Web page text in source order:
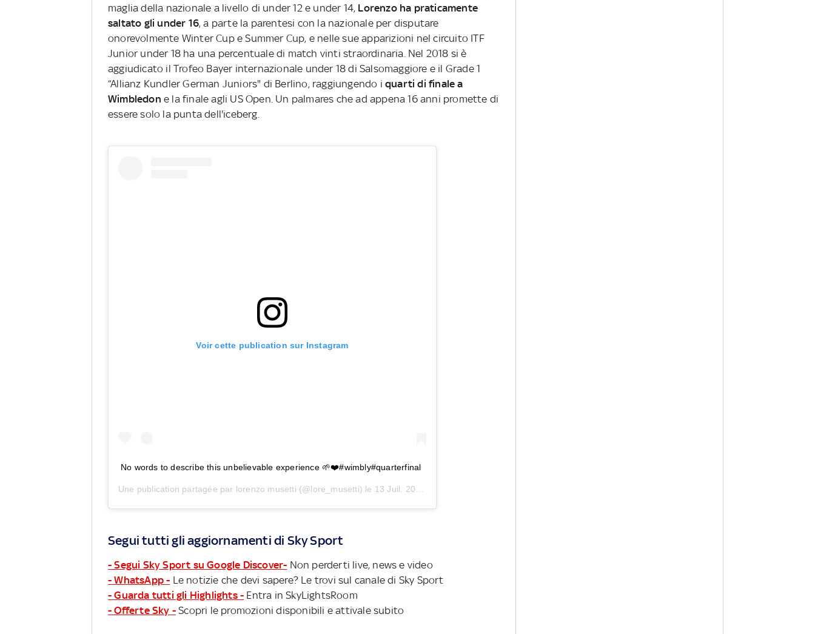
maglia della nazionale a livello di under 12 e under 14, Lorenzo ha praticamente
saltato gli under 16, a parte la parentesi con la nazionale per disputare
onorevolmente Winter Cup e Summer Cup, e nelle sue apparizioni nel circuito ITF
Junior under 18 ha una percentuale di match vinti straordinaria. Nel 2018 si è
aggiudicato il Trofeo Bayer internazionale under 18 di Salsomaggiore e il Grade 1
“Allianz Kundler German Juniors" di Berlino, raggiungendo i quarti di finale a
Wimbledon e la finale agli US Open. Un palmares che ad appena 16 anni promette di
essere solo la punta dell'iceberg.
Voir cette publication sur Instagram
No words to describe this unbelievable experience 🌱❤️#wimbly#quarterfinal
Une publication partagée par lorenzo musetti (@lore_musetti) le 13 Juil. 2018 à 12 :46 PDT
Segui tutti gli aggiornamenti di Sky Sport
- Segui Sky Sport su Google Discover- Non perderti live, news e video
- WhatsApp - Le notizie che devi sapere? Le trovi sul canale di Sky Sport
- Guarda tutti gli Highlights - Entra in SkyLightsRoom
- Offerte Sky - Scopri le promozioni disponibili e attivale subito